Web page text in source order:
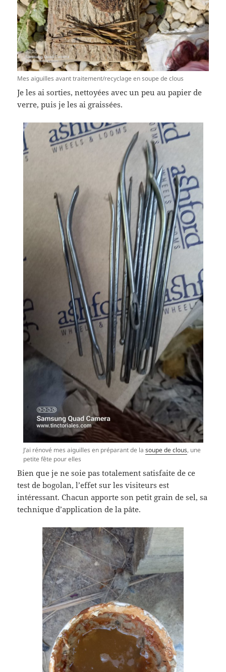
Mes aiguilles avant traitement/recyclage en soupe de clous
Je les ai sorties, nettoyées avec un peu au papier de
verre, puis je les ai graissées.
J’ai rénové mes aiguilles en préparant de la soupe de clous, une
petite fête pour elles
Bien que je ne soie pas totalement satisfaite de ce
test de bogolan, l’effet sur les visiteurs est
intéressant. Chacun apporte son petit grain de sel, sa
technique d’application de la pâte.